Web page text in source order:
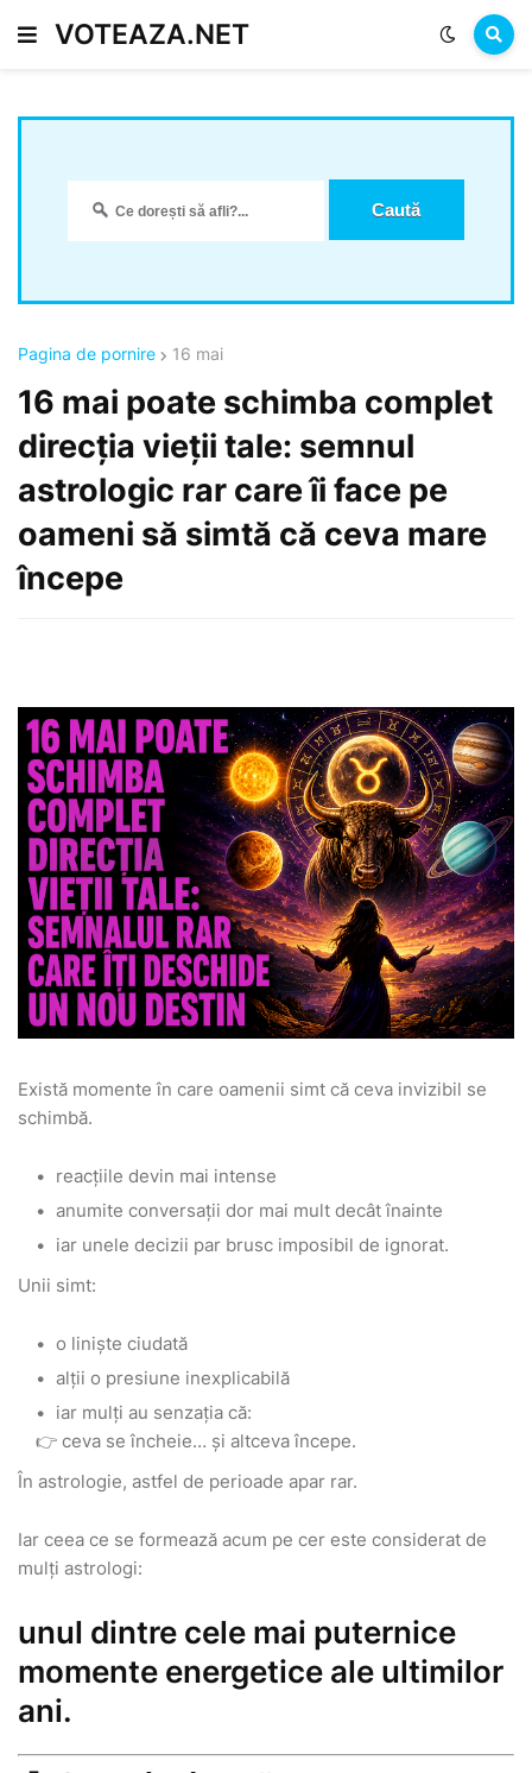
VOTEAZA.NET
Pagina de pornire 16 mai
16 mai poate schimba complet
direcția vieții tale: semnul
astrologic rar care îi face pe
oameni să simtă că ceva mare
începe
Există momente în care oamenii simt că ceva invizibil se
schimbă.
reacțiile devin mai intense
anumite conversații dor mai mult decât înainte
iar unele decizii par brusc imposibil de ignorat.
Unii simt:
o liniște ciudată
alții o presiune inexplicabilă
iar mulți au senzația că:
👉 ceva se încheie… și altceva începe.
În astrologie, astfel de perioade apar rar.
Iar ceea ce se formează acum pe cer este considerat de
mulți astrologi:
unul dintre cele mai puternice
momente energetice ale ultimilor
ani.